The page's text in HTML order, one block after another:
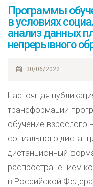
Программы
в условиях
анализ данных
непрерывного
30/06/2022
Настоящая
трансформации
обучение взрослого
социального
дистанционный
распространением
в Российской